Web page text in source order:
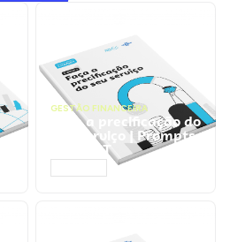
GESTÃO FINANCEIRA
Faça a precificação do
seu serviço | Prompts
ChatGPT